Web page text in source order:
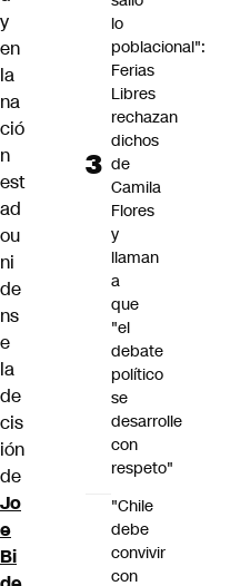
y
en
la
na
ció
n
est
ad
ou
ni
de
ns
e
la
de
cis
ión
de
Jo
e
Bi
lo
poblacional":
Ferias
Libres
rechazan
dichos
de
Camila
Flores
y
llaman
a
que
"el
debate
político
se
desarrolle
con
respeto"
"Chile
debe
convivir
con